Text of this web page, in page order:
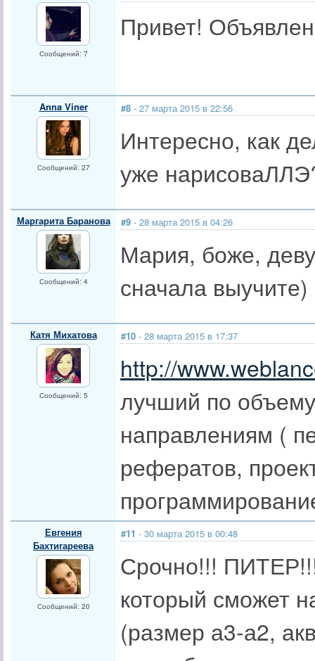
Сообщений: 7
Привет!
Anna Viner
Сообщений: 27
#8 - 27 марта 2015 в 22:56
Интересно, как
уже
Маргарита Баранова
Сообщений: 4
#9 - 28 марта 2015 в 04:26
Мария, боже,
сначала выучите)
Катя Михатова
Сообщений: 5
#10 - 28 марта 2015 в 17:37
http://
лучший по
направлениям (
рефератов,
Евгения
Бахтигареева
Сообщений: 20
#11 - 30 марта 2015 в 00:48
Срочно!!!
который сможет
(размер а3-а2,